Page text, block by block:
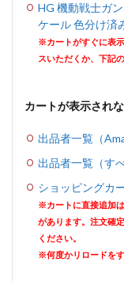
HG 機動戦士ガ
ケール 色分け済
※カートがすぐに表
スいただくか、下記
カートが表示され
出品者一覧（
出品者一覧（す
ショッピングカ
※カートに直接追加
があります。注文確
ください。
※何度かリロードを